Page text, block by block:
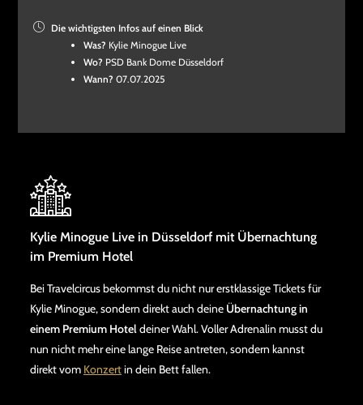
Die wichtigsten Infos auf einen Blick
Was? Kylie Minogue Live
Wo? PSD Bank Dome Düsseldorf
Wann? 07.07.2025
Kylie Minogue Live in Düsseldorf mit Übernachtung
im Premium Hotel
Bei Travelcircus bekommst du nicht nur erstklassige Tickets für
Kylie Minogue, sondern direkt auch deine Übernachtung in
einem Premium Hoteldeiner Wahl. Voller Adrenalin musst du
nun nicht mehr eine lange Reise antreten, sondern kannst
direkt vom Konzertin dein Bett fallen.